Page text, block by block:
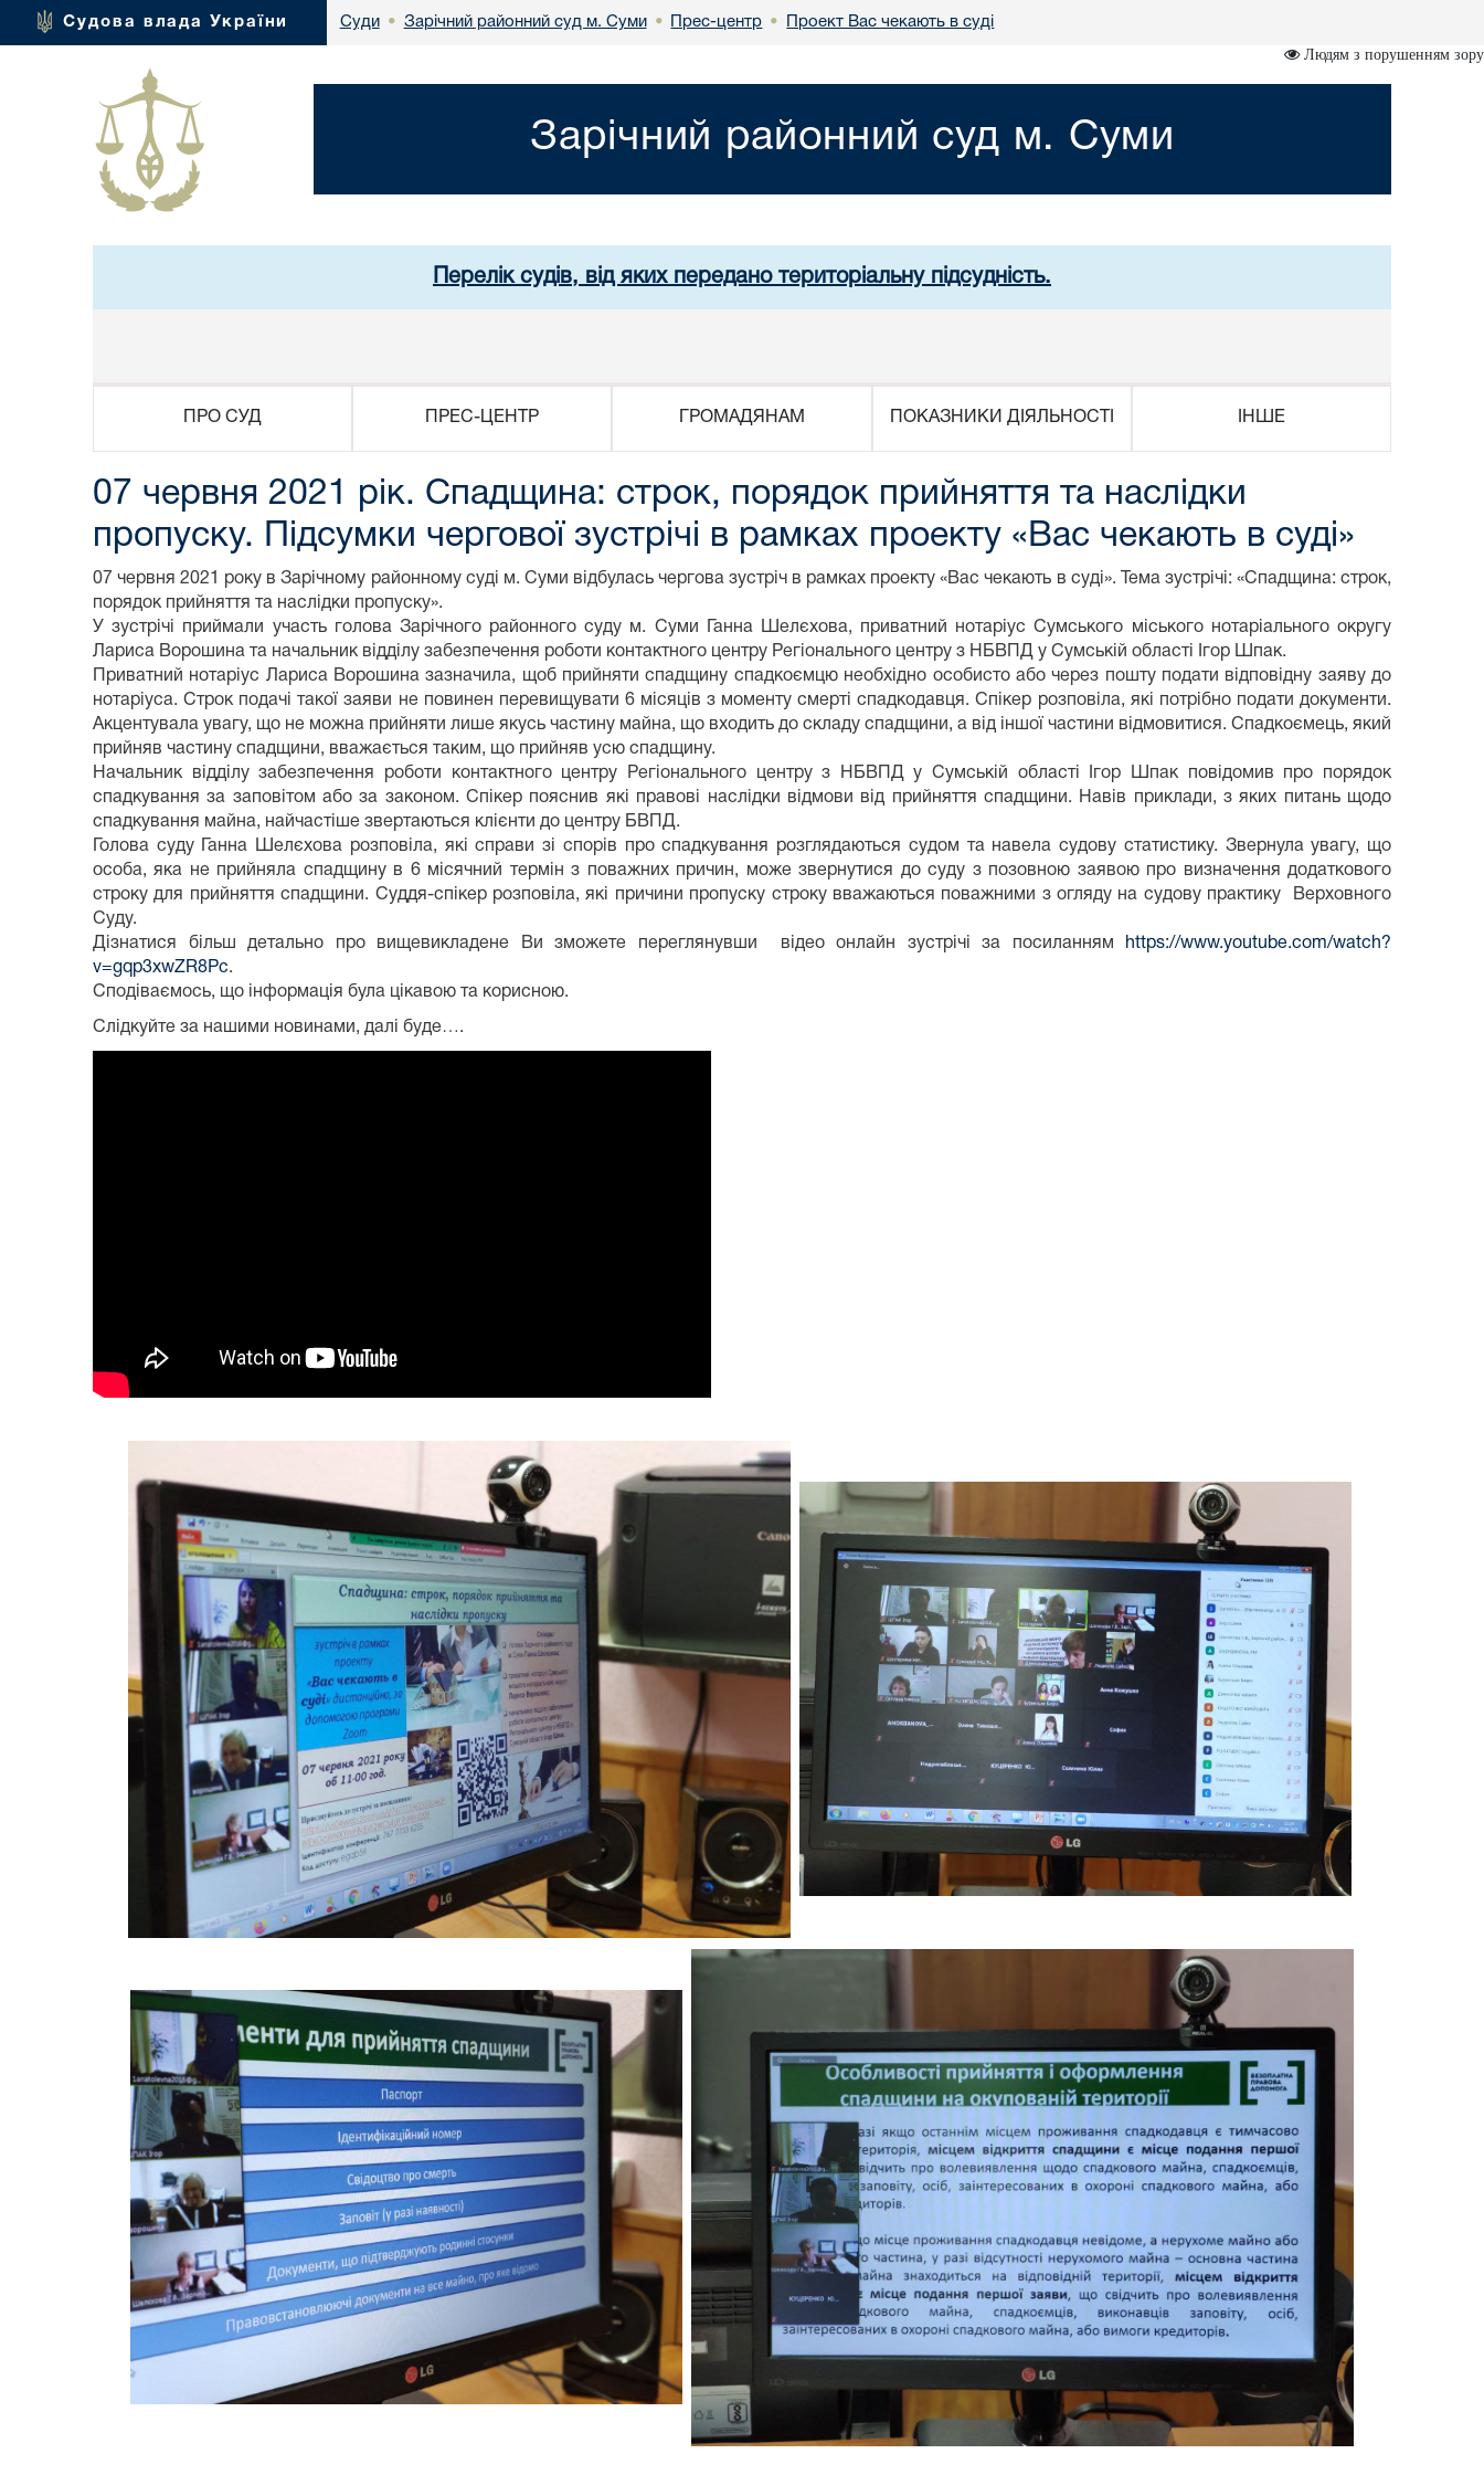
Судова влада України Суди • Зарічний районний суд м. Суми • Прес-центр • Проект Вас чекають в суді
Людям з порушенням зору
Зарічний районний суд м. Суми
Перелік судів, від яких передано територіальну підсудність.
ПРО СУД ПРЕС-ЦЕНТР ГРОМАДЯНАМ ПОКАЗНИКИ ДІЯЛЬНОСТІ ІНШЕ
07 червня 2021 рік. Спадщина: строк, порядок прийняття та наслідки
пропуску. Підсумки чергової зустрічі в рамках проекту «Вас чекають в суді»
07 червня 2021 року в Зарічному районному суді м. Суми відбулась чергова зустріч в рамках проекту «Вас чекають в суді». Тема зустрічі: «Спадщина: строк,
порядок прийняття та наслідки пропуску».
У зустрічі приймали участь голова Зарічного районного суду м. Суми Ганна Шелєхова, приватний нотаріус Сумського міського нотаріального округу
Лариса Ворошина та начальник відділу забезпечення роботи контактного центру Регіонального центру з НБВПД у Сумській області Ігор Шпак.
Приватний нотаріус Лариса Ворошина зазначила, щоб прийняти спадщину спадкоємцю необхідно особисто або через пошту подати відповідну заяву до
нотаріуса. Строк подачі такої заяви не повинен перевищувати 6 місяців з моменту смерті спадкодавця. Спікер розповіла, які потрібно подати документи.
Акцентувала увагу, що не можна прийняти лише якусь частину майна, що входить до складу спадщини, а від іншої частини відмовитися. Спадкоємець, який
прийняв частину спадщини, вважається таким, що прийняв усю спадщину.
Начальник відділу забезпечення роботи контактного центру Регіонального центру з НБВПД у Сумській області Ігор Шпак повідомив про порядок
спадкування за заповітом або за законом. Спікер пояснив які правові наслідки відмови від прийняття спадщини. Навів приклади, з яких питань щодо
спадкування майна, найчастіше звертаються клієнти до центру БВПД.
Голова суду Ганна Шелєхова розповіла, які справи зі спорів про спадкування розглядаються судом та навела судову статистику. Звернула увагу, що
особа, яка не прийняла спадщину в 6 місячний термін з поважних причин, може звернутися до суду з позовною заявою про визначення додаткового
строку для прийняття спадщини. Суддя-спікер розповіла, які причини пропуску строку вважаються поважними з огляду на судову практику Верховного
Суду.
Дізнатися більш детально про вищевикладене Ви зможете переглянувши відео онлайн зустрічі за посиланням
https://www.youtube.com/watch?
v=gqp3xwZR8Pc.
Сподіваємось, що інформація була цікавою та корисною.
Слідкуйте за нашими новинами, далі буде….